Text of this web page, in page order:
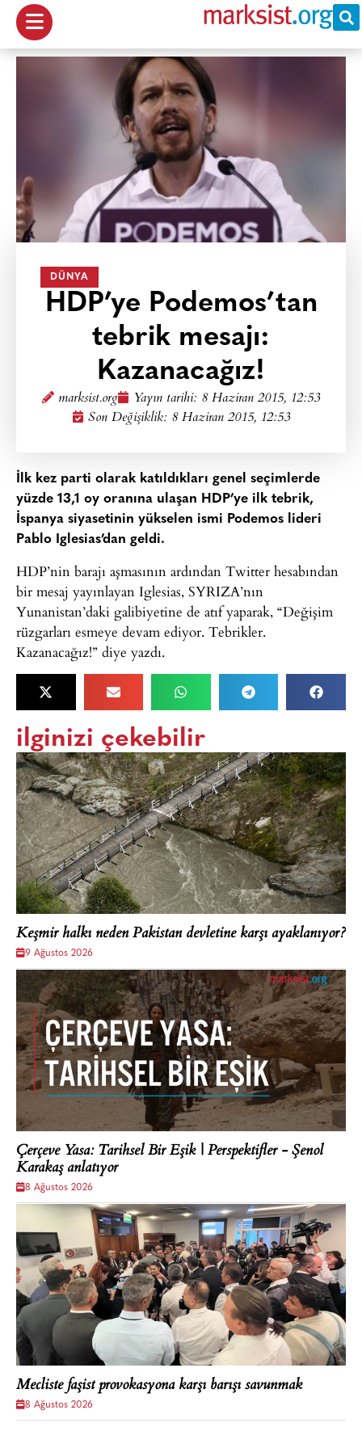
DÜNYA
HDP’ye Podemos’tan
tebrik mesajı:
Kazanacağız!
marksist.org Yayın tarihi: 8 Haziran 2015, 12:53
Son Değişiklik: 8 Haziran 2015, 12:53
İlk kez parti olarak katıldıkları genel seçimlerde
yüzde 13,1 oy oranına ulaşan HDP’ye ilk tebrik,
İspanya siyasetinin yükselen ismi Podemos lideri
Pablo Iglesias’dan geldi.
HDP’nin barajı aşmasının ardından Twitter hesabından
bir mesaj yayınlayan Iglesias, SYRIZA’nın
Yunanistan’daki galibiyetine de atıf yaparak, “Değişim
rüzgarları esmeye devam ediyor. Tebrikler.
Kazanacağız!” diye yazdı.
ilginizi çekebilir
Keşmir halkı neden Pakistan devletine karşı ayaklanıyor?
9 Ağustos 2026
Çerçeve Yasa: Tarihsel Bir Eşik | Perspektifler - Şenol
Karakaş anlatıyor
8 Ağustos 2026
Mecliste faşist provokasyona karşı barışı savunmak
8 Ağustos 2026